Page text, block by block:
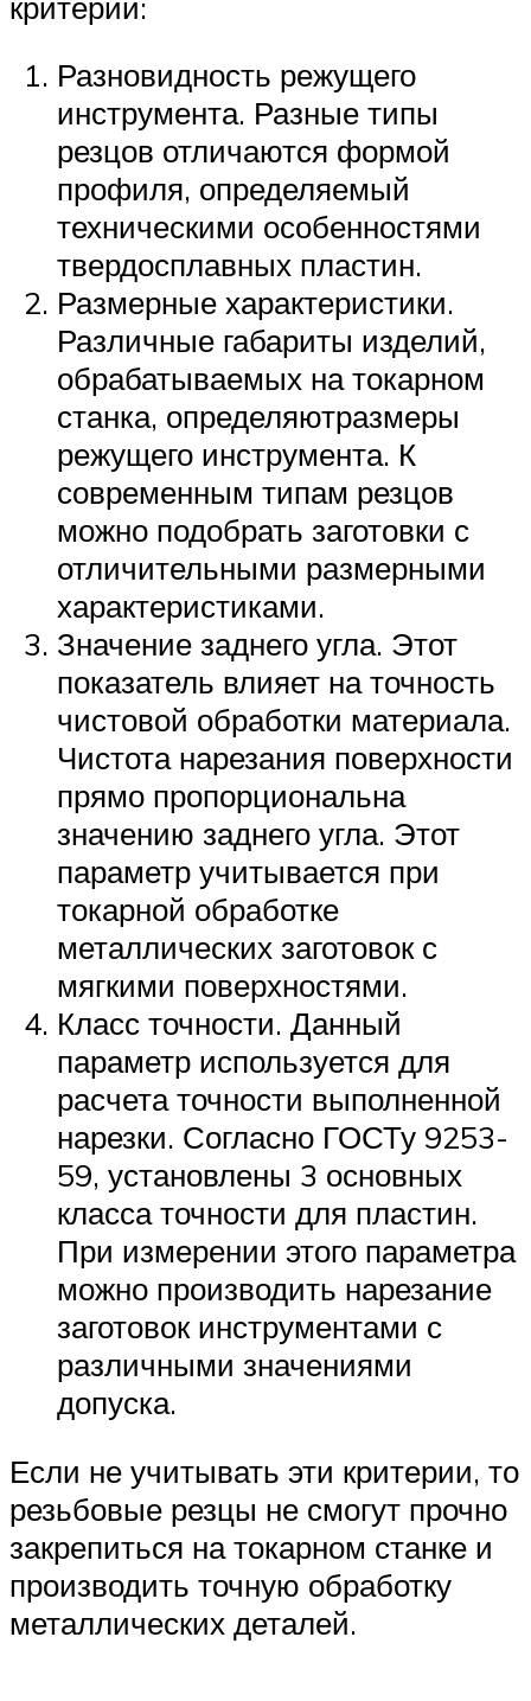
Разновидность режущего
инструмента. Разные типы
резцов отличаются формой
профиля, определяемый
техническими особенностями
твердосплавных пластин.
Размерные характеристики.
Различные габариты изделий,
обрабатываемых на токарном
станка, определяютразмеры
режущего инструмента. К
современным типам резцов
можно подобрать заготовки с
отличительными размерными
характеристиками.
Значение заднего угла. Этот
показатель влияет на точность
чистовой обработки материала.
Чистота нарезания поверхности
прямо пропорциональна
значению заднего угла. Этот
параметр учитывается при
токарной обработке
металлических заготовок с
мягкими поверхностями.
Класс точности. Данный
параметр используется для
расчета точности выполненной
нарезки. Согласно ГОСТу 9253-
59, установлены 3 основных
класса точности для пластин.
При измерении этого параметра
можно производить нарезание
заготовок инструментами с
различными значениями
допуска.
Если не учитывать эти критерии, то
резьбовые резцы не смогут прочно
закрепиться на токарном станке и
производить точную обработку
металлических деталей.